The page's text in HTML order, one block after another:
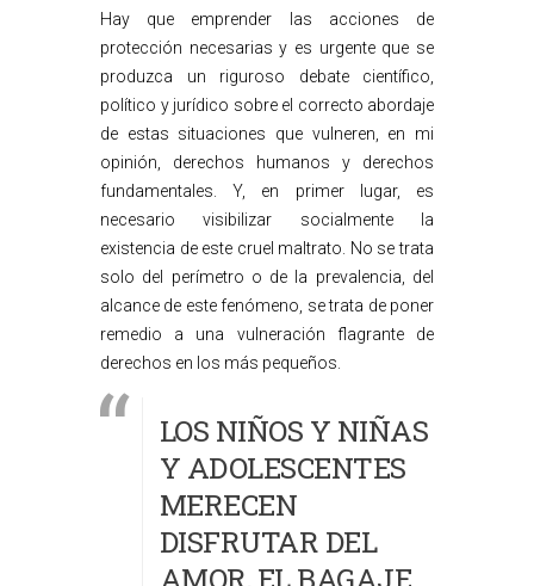
Hay que emprender las acciones de
protección necesarias y es urgente que se
produzca un riguroso debate científico,
político y jurídico sobre el correcto abordaje
de estas situaciones que vulneren, en mi
opinión, derechos humanos y derechos
fundamentales. Y, en primer lugar, es
necesario visibilizar socialmente la
existencia de este cruel maltrato. No se trata
solo del perímetro o de la prevalencia, del
alcance de este fenómeno, se trata de poner
remedio a una vulneración flagrante de
derechos en los más pequeños.
LOS NIÑOS Y NIÑAS
Y ADOLESCENTES
MERECEN
DISFRUTAR DEL